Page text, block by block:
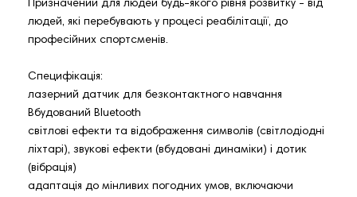
Призначений для людей будь-якого рівня розвитку - від
людей, які перебувають у процесі реабілітації, до
професійних спортсменів.
Специфікація:
лазерний датчик для безконтактного навчання
Вбудований Bluetooth
світлові ефекти та відображення символів (світлодіодні
ліхтарі), звукові ефекти (вбудовані динаміки) і дотик
(вібрація)
адаптація до мінливих погодних умов, включаючи